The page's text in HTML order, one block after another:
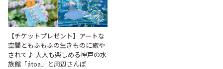
【チケットプレゼント】アートな
空間ともふもふの生きものに癒や
されて♪ 大人も楽しめる神戸の水
族館「átoa」と周辺さんぽ